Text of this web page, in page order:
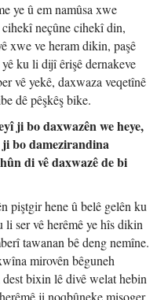
ye û em namûsa xwe
neçûne cihekî din,
xwe ve heram dikin, paşê
ku li dijî êrişê dernakeve
vê yekê, daxwaza veqetînê
dê pêşkêş bike.
ji bo daxwazên we heye,
bo damezirandina
di vê daxwazê de bi
piştgir hene û belê gelên ku
ser vê herêmê ye hîs dikin
tawanan bê deng nemîne.
mirovên bêguneh
bixin lê divê welat hebin
ji noqbûneke misoger